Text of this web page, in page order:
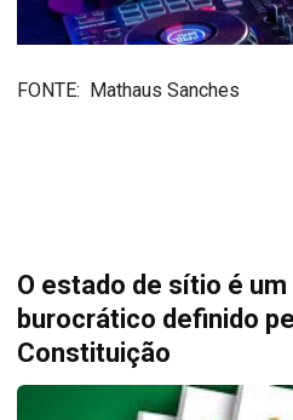
FONTE: Mathaus Sanches
O estado de sítio é
burocrático definido
Constituição